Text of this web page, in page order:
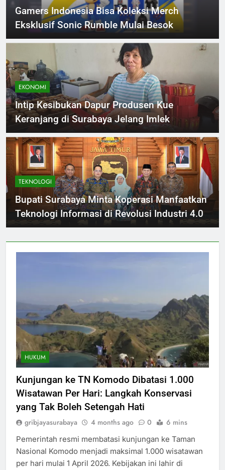
Gamers Indonesia Bisa Koleksi Merch
Eksklusif Sonic Rumble Mulai Besok
EKONOMI
Intip Kesibukan Dapur Produsen Kue
Keranjang di Surabaya Jelang Imlek
TEKNOLOGI
Bupati Surabaya Minta Koperasi Manfaatkan
Teknologi Informasi di Revolusi Industri 4.0
HUKUM
Kunjungan ke TN Komodo Dibatasi 1.000
Wisatawan Per Hari: Langkah Konservasi
yang Tak Boleh Setengah Hati
gribjayasurabaya 4 months ago 0 6 mins
Pemerintah resmi membatasi kunjungan ke Taman
Nasional Komodo menjadi maksimal 1.000 wisatawan
per hari mulai 1 April 2026. Kebijakan ini lahir di